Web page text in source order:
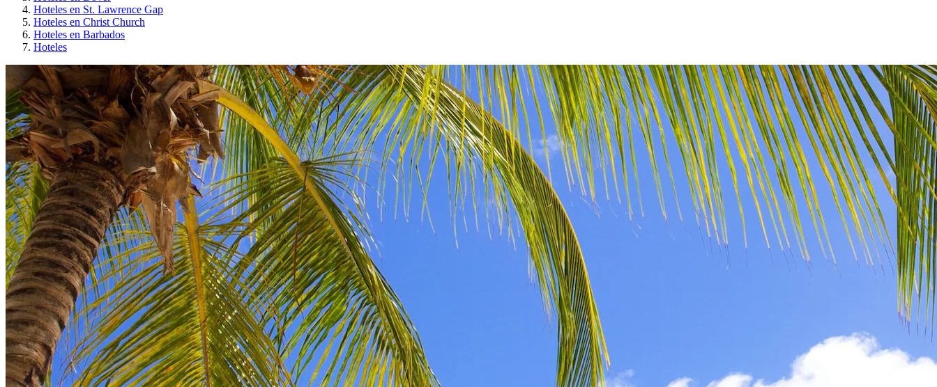
Hoteles en St. Lawrence Gap
Hoteles en Christ Church
Hoteles en Barbados
Hoteles